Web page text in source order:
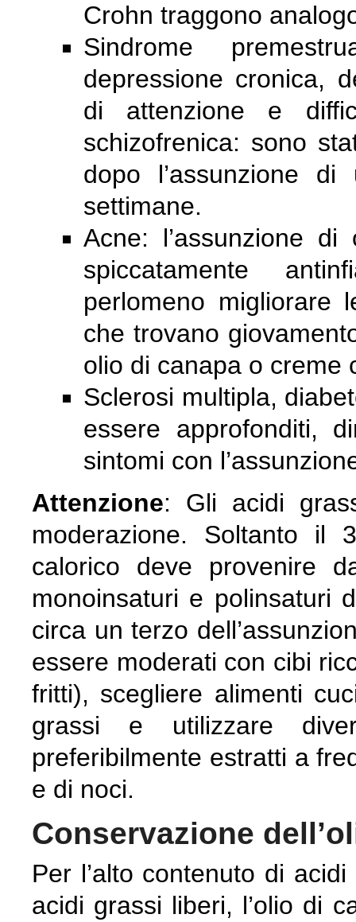
Crohn traggono
Sindrome
depressione cronica,
di attenzione e
schizofrenica: sono
dopo l’assunzione
settimane.
Acne: l’assunzione
spiccatamente
perlomeno migliorare
che trovano
olio di canapa o creme
Sclerosi multipla,
essere approfonditi,
sintomi con
Attenzione: Gli acidi
moderazione. Soltanto il
calorico deve provenire
monoinsaturi e polinsaturi
circa un terzo
essere moderati con cibi
fritti), scegliere alimenti
grassi e utilizzare
preferibilmente estratti a
e di noci.
Conservazione
Per l’alto contenuto di
acidi grassi liberi, l’olio di